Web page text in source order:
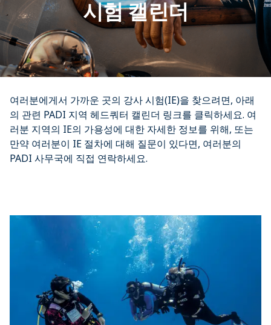
시험 캘린더
여러분에게서 가까운 곳의 강사 시험(IE)을 찾으려면, 아래
의 관련 PADI 지역 헤드쿼터 캘린더 링크를 클릭하세요. 여
러분 지역의 IE의 가용성에 대한 자세한 정보를 위해, 또는
만약 여러분이 IE 절차에 대해 질문이 있다면, 여러분의
PADI 사무국에 직접 연락하세요.